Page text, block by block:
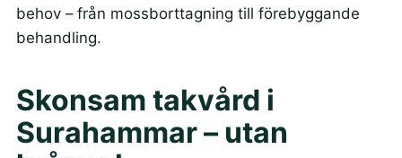
behov – från mossborttagning till förebyggande
behandling.
Skonsam takvård i
Surahammar – utan